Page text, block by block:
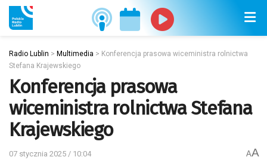
Radio Lublin > Multimedia > Konferencja prasowa wiceministra rolnictwa
Stefana Krajewskiego
Konferencja prasowa
wiceministra rolnictwa Stefana
Krajewskiego
07 stycznia 2025 / 10:04 AA